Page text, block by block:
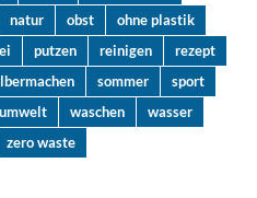
natur obst
ohne plastik
putzen reinigen
rezept
sommer
sport
umwelt waschen
wasser
zero waste